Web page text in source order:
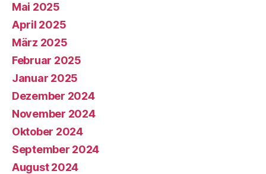
Mai 2025
April 2025
März 2025
Februar 2025
Januar 2025
Dezember 2024
November 2024
Oktober 2024
September 2024
August 2024